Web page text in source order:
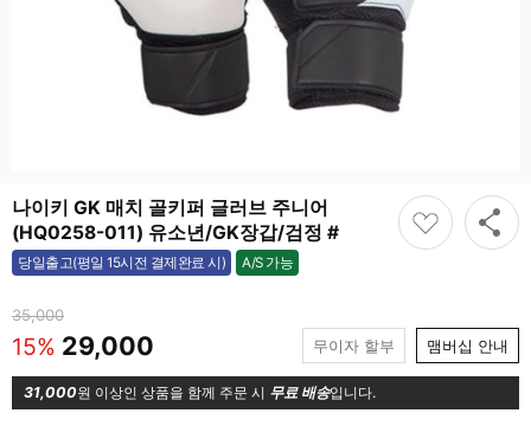
나이키 GK 매치 골키퍼 글러브 주니어
(HQ0258-011) 유소년/GK장갑/검정 #
당일출고(평일 15시전 결제완료 시) A/S 가능
가능
35,000
15% 29,000 무이자 할부 맴버십 안내
31,000원 이상인 상품을 함께 주문 시 무료 배송입니다.